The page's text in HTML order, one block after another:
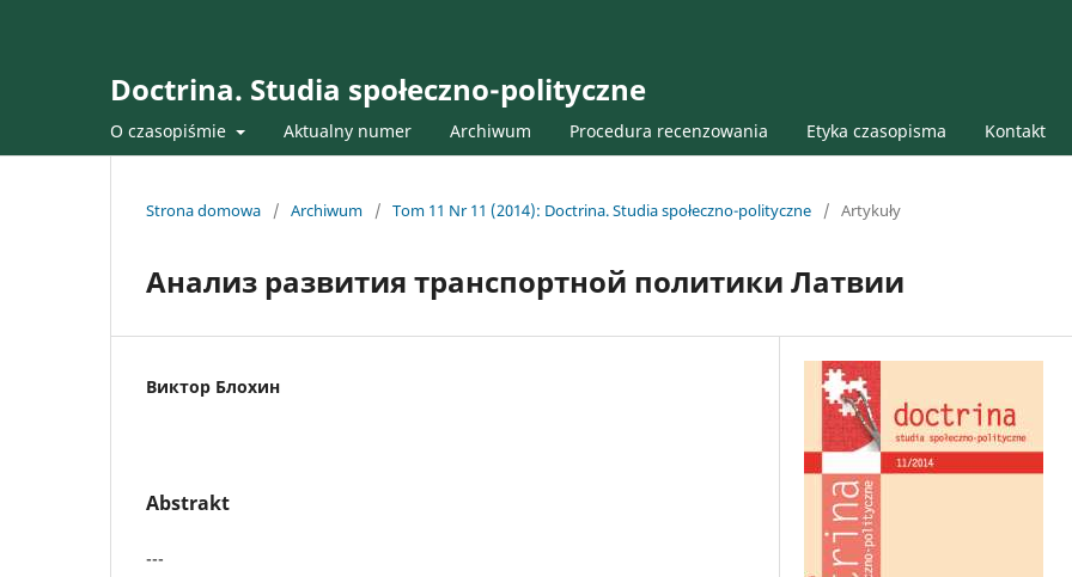
Doctrina. Studia społeczno-polityczne
O czasopiśmie Aktualny numer Archiwum Procedura recenzowania Etyka czasopisma Kontakt
Strona domowa / Archiwum / Tom 11 Nr 11 (2014): Doctrina. Studia społeczno-polityczne / Artykuły
Анализ развития транспортной политики Латвии
Виктор Блохин
Abstrakt
---